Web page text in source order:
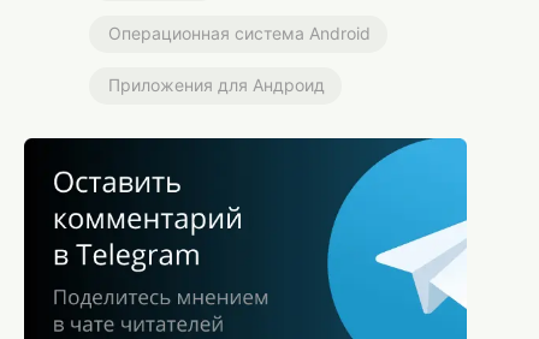
Операционная система Android
Приложения для Андроид